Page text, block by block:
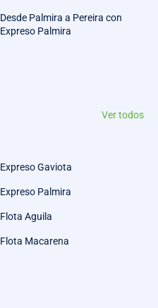
Desde Palmira a Pereira con
Expreso Palmira
Ver todos
Expreso Gaviota
Expreso Palmira
Flota Aguila
Flota Macarena